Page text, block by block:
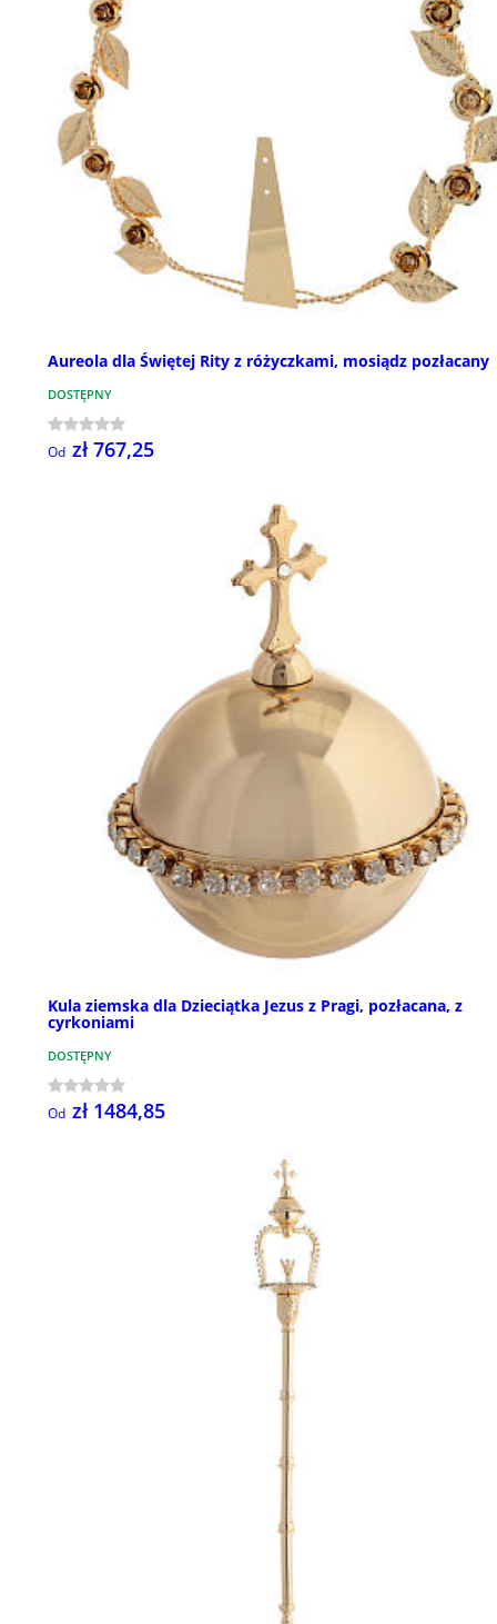
Aureola dla Świętej Rity z różyczkami, mosiądz pozłacany
DOSTĘPNY
Od zł 767,25
Kula ziemska dla Dzieciątka Jezus z Pragi, pozłacana, z
cyrkoniami
DOSTĘPNY
Od zł 1484,85